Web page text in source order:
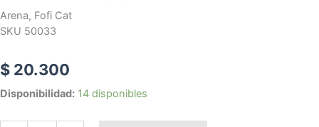
Arena, Fofi Cat
SKU 50033
$ 20.300
Disponibilidad: 14 disponibles
ARENA
CAT